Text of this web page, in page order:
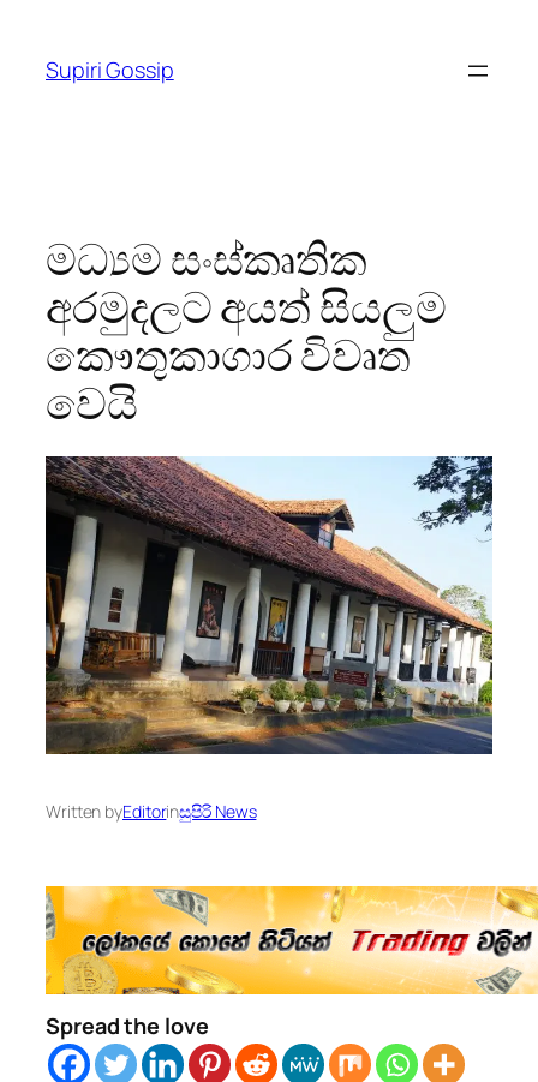
content
Supiri Gossip
මධ්‍යම සංස්කෘතික
අරමුදලට අයත් සියලුම
කෞතුකාගාර විවෘත
වෙයි
Written byEditorinසුපිරි News
Spread the love